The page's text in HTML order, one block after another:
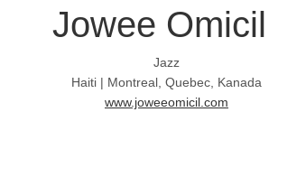
Jowee Omicil
Jazz
Haiti | Montreal, Quebec, Kanada
www.joweeomicil.com